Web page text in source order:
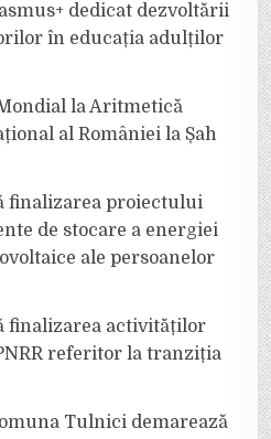
dedicat dezvoltării
în educația adulților
la Aritmetică
al României la Șah
finalizarea proiectului
de stocare a energiei
ale persoanelor
finalizarea activităților
referitor la tranziția
Tulnici demarează